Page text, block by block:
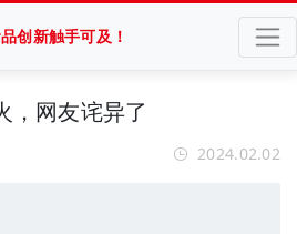
创新触手可及！
，网友诧异了
2024.02.02